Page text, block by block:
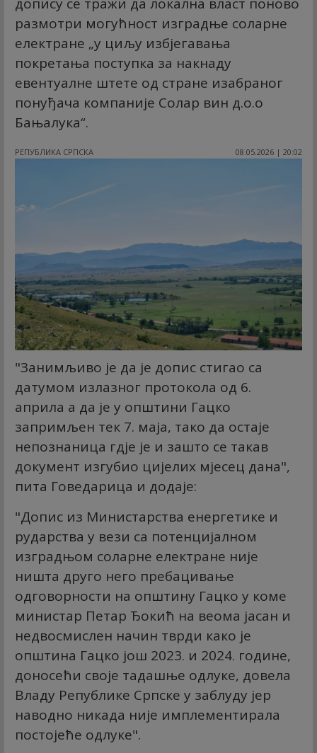
размотри могућност изградње соларне
електране „у циљу избјегавања
покретања поступка за накнаду
евентуалне штете од стране изабраног
понуђача компаније Солар вин д.о.о
Бањалука“.
РЕПУБЛИКА СРПСКА 08.05.2026 | 20:02
"Занимљиво је да је допис стигао са
датумом излазног протокола од 6.
априла а да је у општини Гацко
запримљен тек 7. маја, тако да остаје
непознаница гдје је и зашто се такав
документ изгубио цијелих мјесец дана",
пита Говедарица и додаје:
"Допис из Министарства енергетике и
рударства у вези са потенцијалном
изградњом соларне електране није
ништа друго него пребацивање
одговорности на општину Гацко у коме
министар Петар Ђокић на веома јасан и
недвосмислен начин тврди како је
општина Гацко још 2023. и 2024. године,
доносећи своје тадашње одлуке, довела
Владу Републике Српске у заблуду јер
наводно никада није имплементирала
постојеће одлуке".